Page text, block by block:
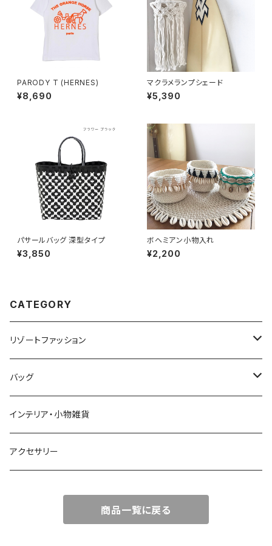
PARODY T (HERNES)
¥8,690
マクラメランプシェード
¥5,390
パサールバッグ 深型タイプ
¥3,850
ボヘミアン小物入れ
¥2,200
CATEGORY
リゾートファッション
トップス
ワンピース
オールインワン
バッグ
かごバッグ
ポーチ・クラッチ
インテリア・小物雑貨
アクセサリー
商品一覧に戻る